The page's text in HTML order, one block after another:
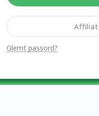
Glemt passord?